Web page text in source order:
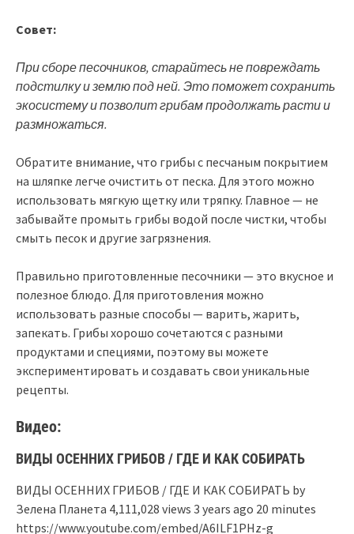
Совет:
При сборе песочников, старайтесь не повреждать
подстилку и землю под ней. Это поможет сохранить
экосистему и позволит грибам продолжать расти и
размножаться.
Обратите внимание, что грибы с песчаным покрытием
на шляпке легче очистить от песка. Для этого можно
использовать мягкую щетку или тряпку. Главное — не
забывайте промыть грибы водой после чистки, чтобы
смыть песок и другие загрязнения.
Правильно приготовленные песочники — это вкусное и
полезное блюдо. Для приготовления можно
использовать разные способы — варить, жарить,
запекать. Грибы хорошо сочетаются с разными
продуктами и специями, поэтому вы можете
экспериментировать и создавать свои уникальные
рецепты.
Видео:
ВИДЫ ОСЕННИХ ГРИБОВ / ГДЕ И КАК СОБИРАТЬ
ВИДЫ ОСЕННИХ ГРИБОВ / ГДЕ И КАК СОБИРАТЬ by
Зелена Планета 4,111,028 views 3 years ago 20 minutes
https://www.youtube.com/embed/A6ILF1PHz-g